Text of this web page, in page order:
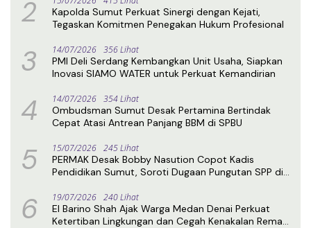
2
Kapolda Sumut Perkuat Sinergi dengan Kejati,
Tegaskan Komitmen Penegakan Hukum Profesional
3 14/07/2026 356 Lihat
PMI Deli Serdang Kembangkan Unit Usaha, Siapkan
Inovasi SIAMO WATER untuk Perkuat Kemandirian
4 14/07/2026 354 Lihat
Ombudsman Sumut Desak Pertamina Bertindak
Cepat Atasi Antrean Panjang BBM di SPBU
5 15/07/2026 245 Lihat
PERMAK Desak Bobby Nasution Copot Kadis
Pendidikan Sumut, Soroti Dugaan Pungutan SPP di
6 19/07/2026 240 Lihat
El Barino Shah Ajak Warga Medan Denai Perkuat
Ketertiban Lingkungan dan Cegah Kenakalan Remaja